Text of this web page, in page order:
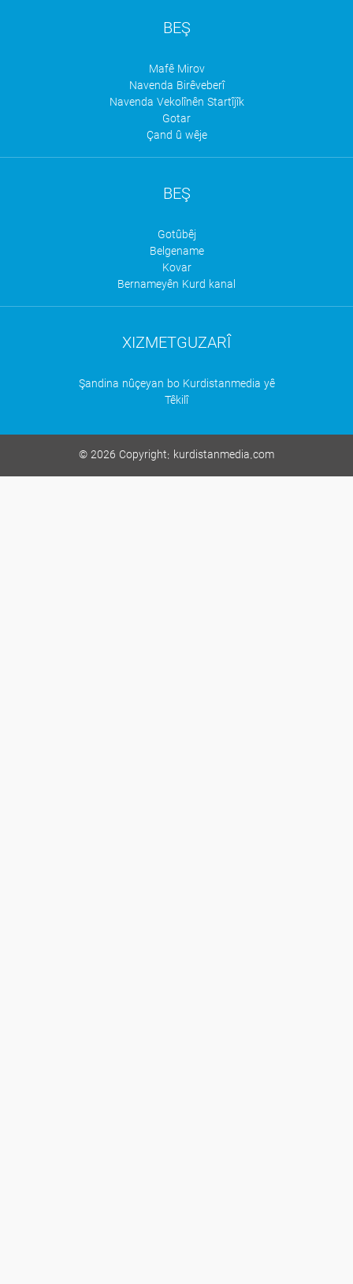
BEŞ
Mafê Mirov
Navenda Birêveberî
Navenda Vekolînên Startîjîk
Gotar
Çand û wêje
BEŞ
Gotûbêj
Belgename
Kovar
Bernameyên Kurd kanal
XIZMETGUZARÎ
Şandina nûçeyan bo Kurdistanmedia yê
Têkilî
© 2026 Copyright: kurdistanmedia.com